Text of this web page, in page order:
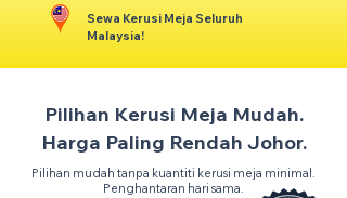
Sewa Kerusi Meja Seluruh
Malaysia!
Pilihan Kerusi Meja Mudah.
Harga Paling Rendah Johor.
Pilihan mudah tanpa kuantiti kerusi meja minimal.
Penghantaran hari sama.